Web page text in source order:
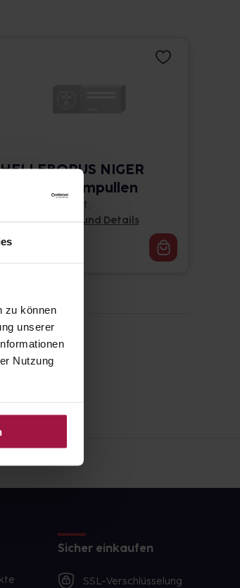
zu können
unserer
Nutzung
HELLEBORUS NIGER
D 5 aquos.Ampullen
8 St. • 8,35 € / St.
Pflichtangaben und Details
66,79
Sicher einkaufen
SSL-Verschlüsselung